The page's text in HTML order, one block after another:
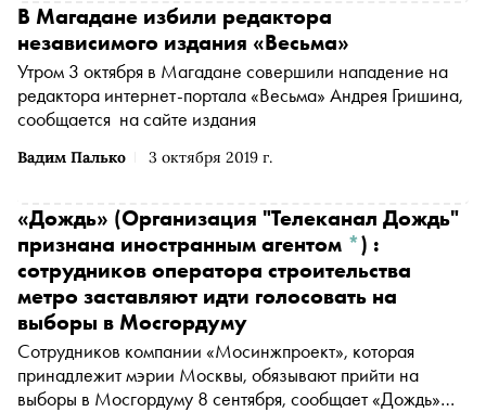
Вадим Палько 3 октября 2019 г.
В Магадане избили редактора
независимого издания «Весьма»
Утром 3 октября в Магадане совершили нападение на
редактора интернет-портала «Весьма» Андрея Гришина,
сообщается на сайте издания
«Дождь» (Организация "Телеканал Дождь"
признана иностранным агентом *) :
сотрудников оператора строительства
метро заставляют идти голосовать на
выборы в Мосгордуму
Сотрудников компании «Мосинжпроект», которая
принадлежит мэрии Москвы, обязывают прийти на
выборы в Мосгордуму 8 сентября, сообщает«Дождь»